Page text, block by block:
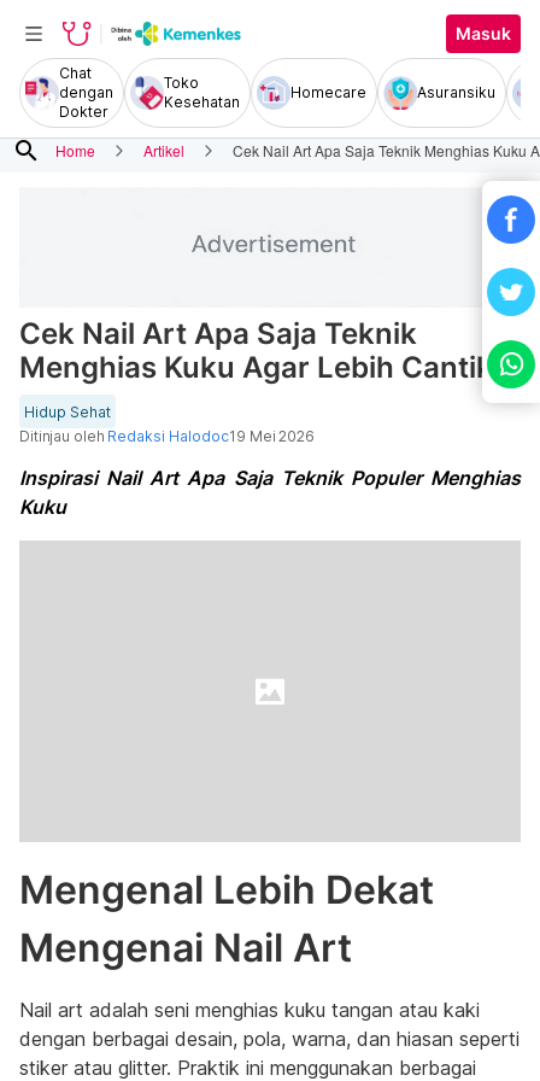
Masuk
Chat
dengan
Dokter
Toko
Kesehatan
Homecare Asuransiku
search Home Artikel Cek Nail Art Apa Saja Teknik Menghias Kuku
Cek Nail Art Apa Saja Teknik
Menghias Kuku Agar Lebih Cantik
Hidup Sehat
Ditinjau oleh Redaksi Halodoc19 Mei 2026
Inspirasi Nail Art Apa Saja Teknik Populer Menghias
Kuku
Mengenal Lebih Dekat
Mengenai Nail Art
Nail art adalah seni menghias kuku tangan atau kaki
dengan berbagai desain, pola, warna, dan hiasan seperti
stiker atau glitter. Praktik ini menggunakan berbagai